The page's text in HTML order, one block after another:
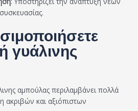
γυάλινης
αμπούλας περιλαμβάνει πολλά
ακριβών και αξιόπιστων